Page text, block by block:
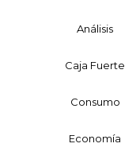
Análisis
Caja Fuerte
Consumo
Economía